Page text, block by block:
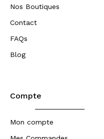
Nos Boutiques
Contact
FAQs
Blog
Compte
Mon compte